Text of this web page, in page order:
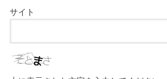
サイト